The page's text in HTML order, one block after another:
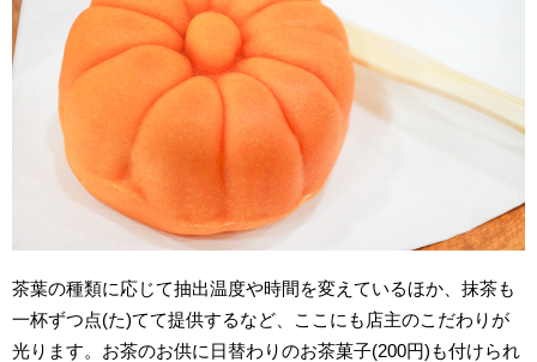
茶葉の種類に応じて抽出温度や時間を変えているほか、抹茶も
一杯ずつ点(た)てて提供するなど、ここにも店主のこだわりが
光ります。 お茶のお供に日替わりのお茶菓子(200円)も付けられ